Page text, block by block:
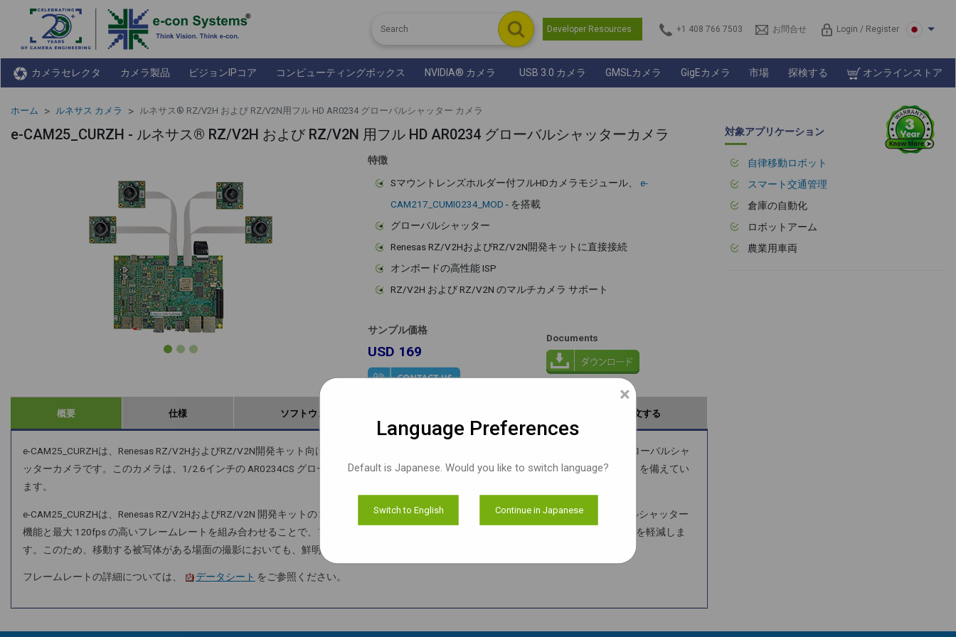
Developer Resources +1 408 766 7503 お問合せ Login / Register
カメラセレクタ カメラ製品 ビジョンIPコア コンピューティングボックス NVIDIA® カメラ USB 3.0 カメラ GMSLカメラ GigEカメラ 市場 探検する オンラインストア
ホーム ルネサス カメラ ルネサス® RZ/V2H および RZ/V2N用フル HD AR0234 グローバルシャッター カメラ
e-CAM25_CURZH - ルネサス® RZ/V2H および RZ/V2N 用フル HD AR0234 グローバルシャッターカメラ
特徴
Sマウントレンズホルダー付フルHDカメラモジュール、 e-
CAM217_CUMI0234_MOD - を搭載
グローバルシャッター
Renesas RZ/V2HおよびRZ/V2N開発キットに直接接続
オンボードの高性能 ISP
RZ/V2H および RZ/V2N のマルチカメラ サポート
サンプル価格
USD 169
Documents
概要 仕様 ソフトウェア サンプルを注文する
e-CAM25_CURZHは、Renesas RZ/V2HおよびRZ/V2N開発キット向けに設計されたフルHD対応のMIPI CSI-2インターフェースを搭載したグローバルシャ
ッターカメラです。このカメラは、1/2.6インチの AR0234CS グローバルシャッターセンサーを採用し、高精度の画像信号処理装置（ISP）を備えてい
ます。
e-CAM25_CURZHは、Renesas RZ/V2HおよびRZ/V2N 開発キットのコネクタ（CN7〜CN10）を通じて接続することができます。グローバルシャッター
機能と最大 120fps の高いフレームレートを組み合わせることで、フレーム間の歪みを最小限に抑え、モーションアーティファクトの発生を軽減しま
す。このため、移動する被写体がある場面の撮影においても、鮮明で滑らかな映像を実現できます。
フレームレートの詳細については、 データシート をご参照ください。
対象アプリケーション
自律移動ロボット
スマート交通管理
倉庫の自動化
ロボットアーム
農業用車両
×
Language Preferences
Default is Japanese. Would you like to switch language?
Switch to English Continue in Japanese